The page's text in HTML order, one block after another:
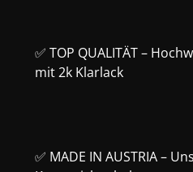
✅ TOP QUALITÄT –
mit 2k Klarlack
✅ MADE IN AUSTRIA –